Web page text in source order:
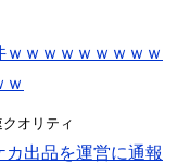
ｗｗｗｗｗｗｗｗｗ
ｗ
オリティ
カ出品を運営に通報